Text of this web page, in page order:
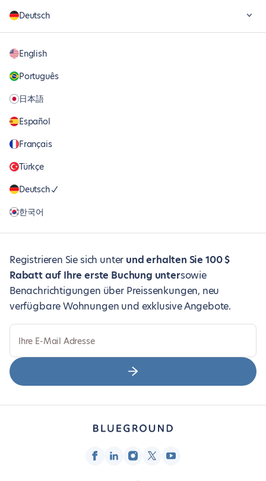
Deutsch
English
Português
日本語
Español
Français
Türkçe
Deutsch
한국어
Registrieren Sie sich unter und erhalten Sie 100 $
Rabatt auf Ihre erste Buchung untersowie
Benachrichtigungen über Preissenkungen, neu
verfügbare Wohnungen und exklusive Angebote.
Ihre E-Mail Adresse